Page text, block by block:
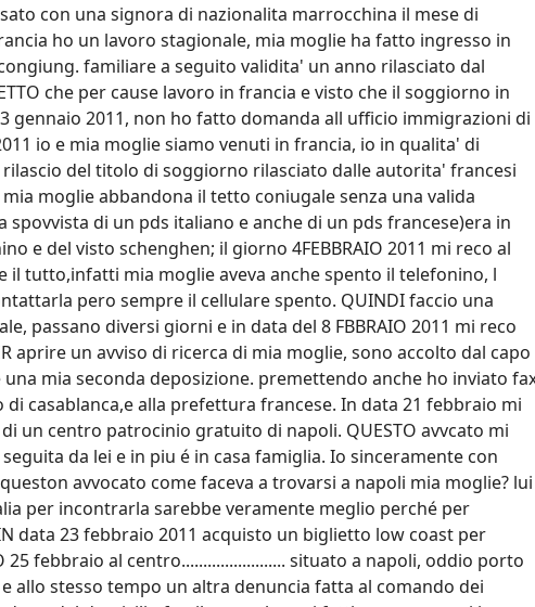
con una signora di nazionalita marrocchina il mese di
ho un lavoro stagionale, mia moglie ha fatto ingresso in
familiare a seguito validita' un anno rilasciato dal
che per cause lavoro in francia e visto che il soggiorno in
gennaio 2011, non ho fatto domanda all ufficio immigrazioni di
io e mia moglie siamo venuti in francia, io in qualita' di
del titolo di soggiorno rilasciato dalle autorita' francesi
moglie abbandona il tetto coniugale senza una valida
di un pds italiano e anche di un pds francese)era in
e del visto schenghen; il giorno 4FEBBRAIO 2011 mi reco al
il tutto,infatti mia moglie aveva anche spento il telefonino, l
pero sempre il cellulare spento. QUINDI faccio una
passano diversi giorni e in data del 8 FBBRAIO 2011 mi reco
aprire un avviso di ricerca di mia moglie, sono accolto dal capo
mia seconda deposizione. premettendo anche ho inviato
casablanca,e alla prefettura francese. In data 21 febbraio mi
un centro patrocinio gratuito di napoli. QUESTO avvcato mi
da lei e in piu é in casa famiglia. Io sinceramente con
avvocato come faceva a trovarsi a napoli mia moglie? lui
per incontrarla sarebbe veramente meglio perché per
data 23 febbraio 2011 acquisto un biglietto low coast per
febbraio al centro........................ situato a napoli, oddio porto
allo stesso tempo un altra denuncia fatta al comando dei